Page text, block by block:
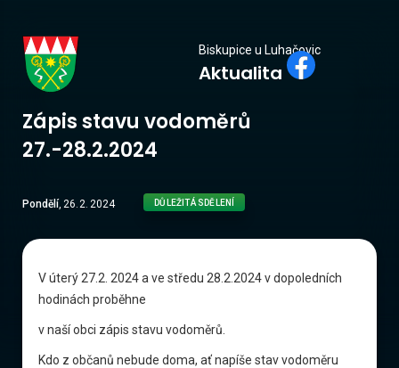
u Luhačovic
Biskupice u Luhačovic
Aktualita
Zápis stavu vodoměrů
27.-28.2.2024
Pondělí, 26.2. 2024 DŮLEŽITÁ SDĚLENÍ
V úterý 27.2. 2024 a ve středu 28.2.2024 v dopoledních
hodinách proběhne
v naší obci zápis stavu vodoměrů.
Kdo z občanů nebude doma, ať napíše stav vodoměru